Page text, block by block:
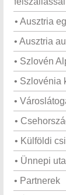
• Ausztria
• Ausztria
• Szlovén
• Szlovénia
•
•
• Külföldi
• Ünnepi
• Partnerek